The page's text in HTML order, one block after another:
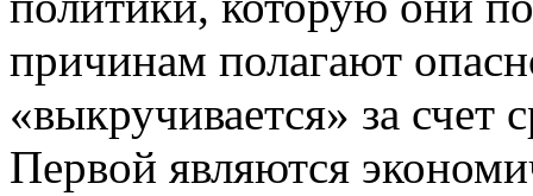
причинам полагают
«выкручивается» за счет
Первой являются